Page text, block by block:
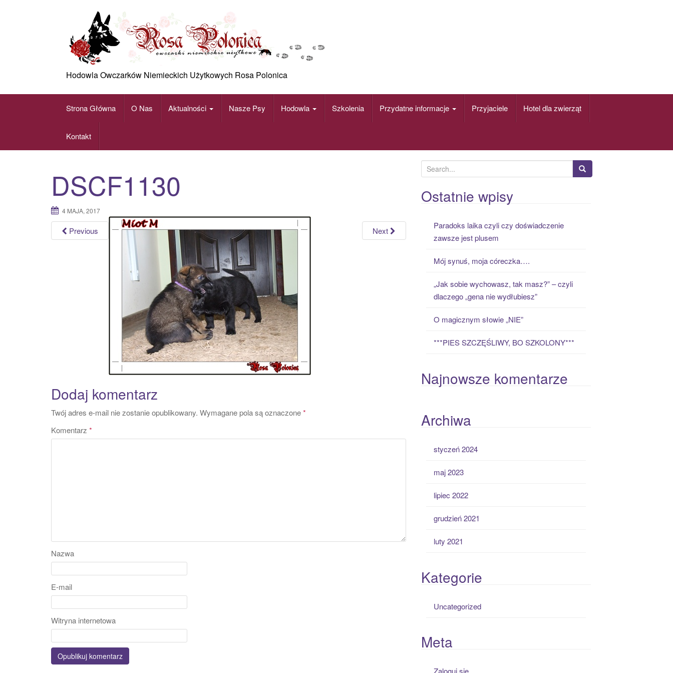
Hodowla Owczarków Niemieckich Użytkowych Rosa Polonica
Strona Główna O Nas Aktualności Nasze Psy Hodowla Szkolenia Przydatne informacje Przyjaciele Hotel dla zwierząt
Kontakt
DSCF1130
4 MAJA, 2017
Previous Next
Dodaj komentarz
Twój adres e-mail nie zostanie opublikowany. Wymagane pola są oznaczone*
Komentarz *
Nazwa
E-mail
Witryna internetowa
e
a
r
Ostatnie wpisy
Paradoks laika czyli czy doświadczenie
zawsze jest plusem
Mój synuś, moja córeczka….
„Jak sobie wychowasz, tak masz?” – czyli
dlaczego „gena nie wydłubiesz”
O magicznym słowie „NIE”
***PIES SZCZĘŚLIWY, BO SZKOLONY***
Najnowsze komentarze
Archiwa
styczeń 2024
maj 2023
lipiec 2022
grudzień 2021
luty 2021
Kategorie
Uncategorized
Meta
Zaloguj się